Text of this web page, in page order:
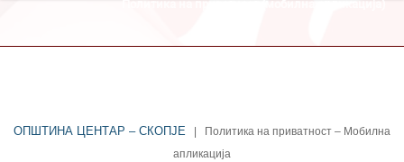
Политика на приватност (мобилна апликација)
ОПШТИНА ЦЕНТАР – СКОПЈЕ | Политика на приватност – Мобилна
апликација